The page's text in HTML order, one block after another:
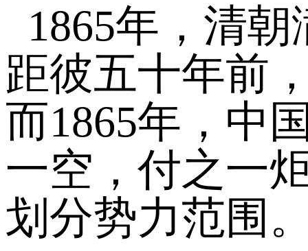
1865年，清
距彼五十年前
而1865年，中
一空，付之一
划分势力范围